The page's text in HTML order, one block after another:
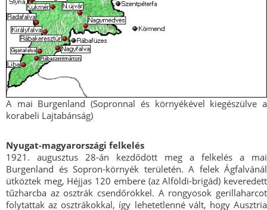
A mai Burgenland (Sopronnal és környékével kiegészülve a
korabeli Lajtabánság)
Nyugat-magyarországi felkelés
1921. augusztus 28-án kezdődött meg a felkelés a mai
Burgenland és Sopron-környék területén. A felek Ágfalvánál
ütköztek meg, Héjjas 120 embere (az Alföldi-brigád) keveredett
tűzharcba az osztrák csendőrökkel. A rongyosok gerillaharcot
folytattak az osztrákokkal, így lehetetlenné vált, hogy Ausztria